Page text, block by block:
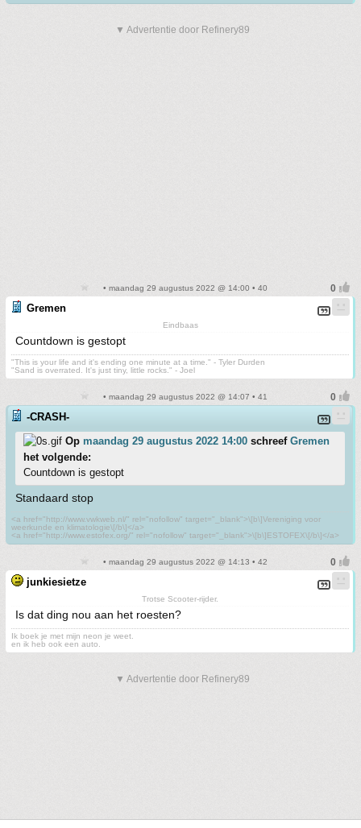
▼ Advertentie door Refinery89
• maandag 29 augustus 2022 @ 14:00 • 40
Gremen
Eindbaas
Countdown is gestopt
"This is your life and it's ending one minute at a time." - Tyler Durden
"Sand is overrated. It's just tiny, little rocks." - Joel
• maandag 29 augustus 2022 @ 14:07 • 41
-CRASH-
Op maandag 29 augustus 2022 14:00 schreef Gremen
het volgende:
Countdown is gestopt
Standaard stop
<a href="http://www.vwkweb.nl/" rel="nofollow" target="_blank">\[b\]Vereniging voor
weerkunde en klimatologie\[/b\]</a>
<a href="http://www.estofex.org/" rel="nofollow" target="_blank">\[b\]ESTOFEX\[/b\]</a>
• maandag 29 augustus 2022 @ 14:13 • 42
junkiesietze
Trotse Scooter-rijder.
Is dat ding nou aan het roesten?
Ik boek je met mijn neon je weet.
en ik heb ook een auto.
▼ Advertentie door Refinery89